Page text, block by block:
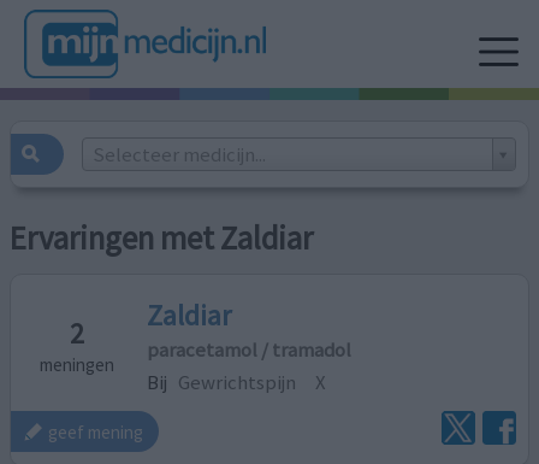
Selecteer medicijn...
Ervaringen met Zaldiar
2
meningen
Zaldiar
paracetamol / tramadol
Bij Gewrichtspijn X
geef mening